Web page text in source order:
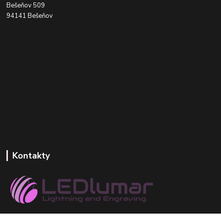
Bešeňov 509
94141 Bešeňov
Kontakty